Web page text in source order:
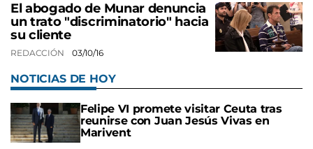
El abogado de Munar denuncia
un trato "discriminatorio" hacia
su cliente
REDACCIÓN 03/10/16
NOTICIAS DE HOY
Felipe VI promete visitar Ceuta tras
reunirse con Juan Jesús Vivas en
Marivent